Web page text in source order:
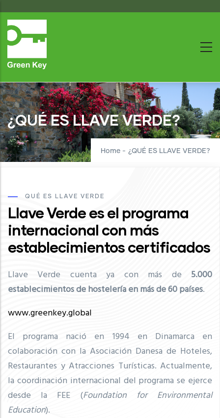
to
main
¿QUÉ ES LLAVE VERDE?
Home - ¿QUÉ ES LLAVE VERDE?
QUÉ ES LLAVE VERDE
Llave Verde es el programa
internacional con más
establecimientos certificados
Llave Verde cuenta ya con más de 5.000
establecimientos de hostelería en más de 60 países.
www.greenkey.global
El programa nació en 1994 en Dinamarca en
colaboración con la Asociación Danesa de Hoteles,
Restaurantes y Atracciones Turísticas. Actualmente,
la coordinación internacional del programa se ejerce
desde la FEE (Foundation for Environmental
Education).